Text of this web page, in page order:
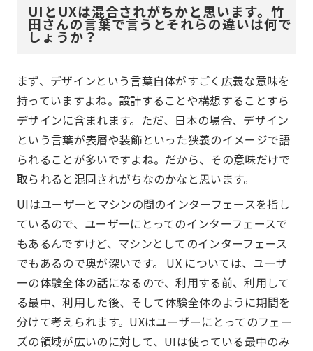
UIとUXは混合されがちかと思います。竹
田さんの言葉で言うとそれらの違いは何で
しょうか？
まず、デザインという言葉自体がすごく広義な意味を
持っていますよね。設計することや構想することすら
デザインに含まれます。ただ、日本の場合、デザイン
という言葉が表層や装飾といった狭義のイメージで語
られることが多いですよね。だから、その意味だけで
取られると混同されがちなのかなと思います。
UIはユーザーとマシンの間のインターフェースを指し
ているので、ユーザーにとってのインターフェースで
もあるんですけど、マシンとしてのインターフェース
でもあるので奥が深いです。 UX については、ユーザ
ーの体験全体の話になるので、利用する前、利用して
る最中、利用した後、そして体験全体のように期間を
分けて考えられます。UXはユーザーにとってのフェー
ズの領域が広いのに対して、UIは使っている最中のみ